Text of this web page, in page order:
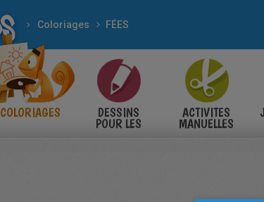
Coloriages FÉES
COLORIAGES DESSINS
POUR LES
ACTIVITES
MANUELLES